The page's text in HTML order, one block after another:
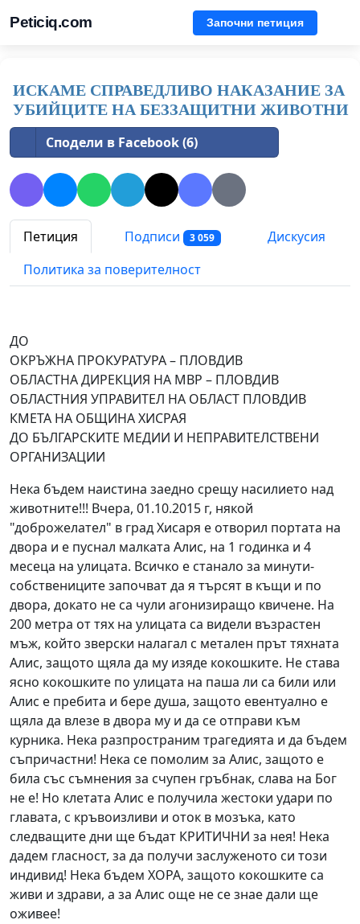
Peticiq.com Започни петиция
ИСКАМЕ СПРАВЕДЛИВО НАКАЗАНИЕ ЗА
УБИЙЦИТЕ НА БЕЗЗАЩИТНИ ЖИВОТНИ
Сподели в Facebook (6)
Петиция Подписи 3 059
Дискусия
Политика за поверителност
ДО
ОКРЪЖНА ПРОКУРАТУРА – ПЛОВДИВ
ОБЛАСТНА ДИРЕКЦИЯ НА МВР – ПЛОВДИВ
ОБЛАСТНИЯ УПРАВИТЕЛ НА ОБЛАСТ ПЛОВДИВ
КМЕТА НА ОБЩИНА ХИСРАЯ
ДО БЪЛГАРСКИТЕ МЕДИИ И НЕПРАВИТЕЛСТВЕНИ
ОРГАНИЗАЦИИ
Нека бъдем наистина заедно срещу насилието над
животните!!! Вчера, 01.10.2015 г, някой
"доброжелател" в град Хисаря е отворил портата на
двора и е пуснал малката Алис, на 1 годинка и 4
месеца на улицата. Всичко е станало за минути-
собствениците започват да я търсят в къщи и по
двора, докато не са чули агонизиращо квичене. На
200 метра от тях на улицата са видели възрастен
мъж, който зверски налагал с метален прът тяхната
Алис, защото щяла да му изяде кокошките. Не става
ясно кокошките по улицата на паша ли са били или
Алис е пребита и бере душа, защото евентуално е
щяла да влезе в двора му и да се отправи към
курника. Нека разпространим трагедията и да бъдем
съпричастни! Нека се помолим за Алис, защото е
била със съмнения за счупен гръбнак, слава на Бог
не е! Но клетата Алис е получила жестоки удари по
главата, с кръвоизливи и оток в мозъка, като
следващите дни ще бъдат КРИТИЧНИ за нея! Нека
дадем гласност, за да получи заслуженото си този
индивид! Нека бъдем ХОРА, защото кокошките са
живи и здрави, а за Алис още не се знае дали ще
оживее!